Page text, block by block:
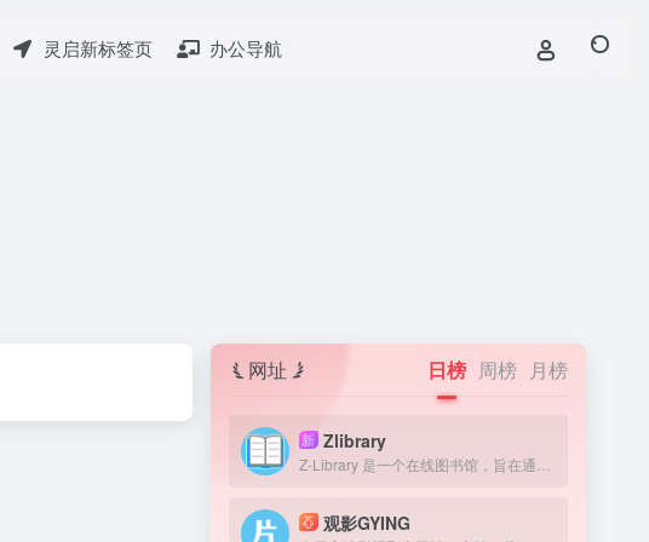
灵启新标签页 办公导航
网址 日榜 周榜 月榜
新 Zlibrary
观影GYING